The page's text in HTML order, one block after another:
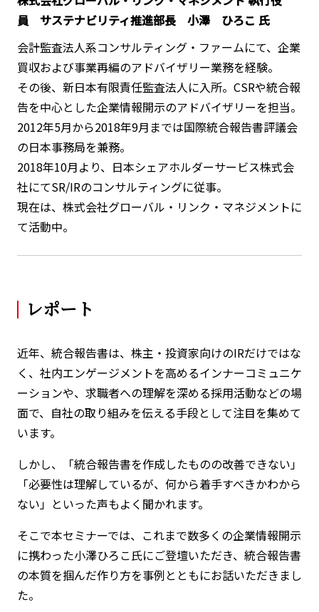
員 サステナビリティ推進部長 小澤 ひろこ 氏
会計監査法人系コンサルティング・ファームにて、企業
買収および事業再編のアドバイザリー業務を経験。
その後、新日本有限責任監査法人に入所。CSRや統合報
告を中心とした企業情報開示のアドバイザリーを担当。
2012年5月から2018年9月までは国際統合報告書評議会
の日本事務局を兼務。
2018年10月より、日本シェアホルダーサービス株式会
社にてSR/IRのコンサルティングに従事。
現在は、株式会社グローバル・リンク・マネジメントに
て活動中。
レポート
近年、統合報告書は、株主・投資家向けのIRだけではな
く、社内エンゲージメントを高めるインナーコミュニケ
ーションや、求職者への理解を深める採用活動などの場
面で、自社の取り組みを伝える手段として注目を集めて
います。
しかし、「統合報告書を作成したものの改善できない」
「必要性は理解しているが、何から着手すべきかわから
ない」といった声もよく聞かれます。
そこで本セミナーでは、これまで数多くの企業情報開示
に携わった小澤ひろこ氏にご登壇いただき、統合報告書
の本質を掴んだ作り方を事例とともにお話いただきまし
た。